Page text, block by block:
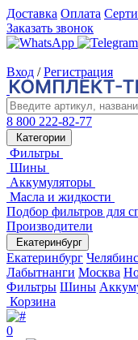
Доставка Оплата
Заказать звонок
Вход / Регистрация
8 800 222-82-77
Категории
Фильтры
Шины
Аккумуляторы
Масла и жидкости
Подбор фильтров для
Производители
Екатеринбург
Екатеринбург
Лабытнанги Москва
Фильтры Шины
Корзина
0